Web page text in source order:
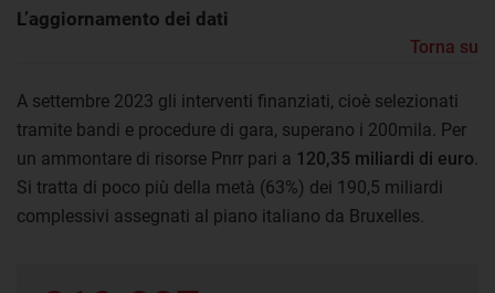
L’aggiornamento dei dati
Torna su
A settembre 2023 gli interventi finanziati, cioè selezionati
tramite bandi e procedure di gara, superano i 200mila. Per
un ammontare di risorse Pnrr pari a 120,35 miliardi di euro
Si tratta di poco più della metà (63%) dei 190,5 miliardi
complessivi assegnati al piano italiano da Bruxelles.